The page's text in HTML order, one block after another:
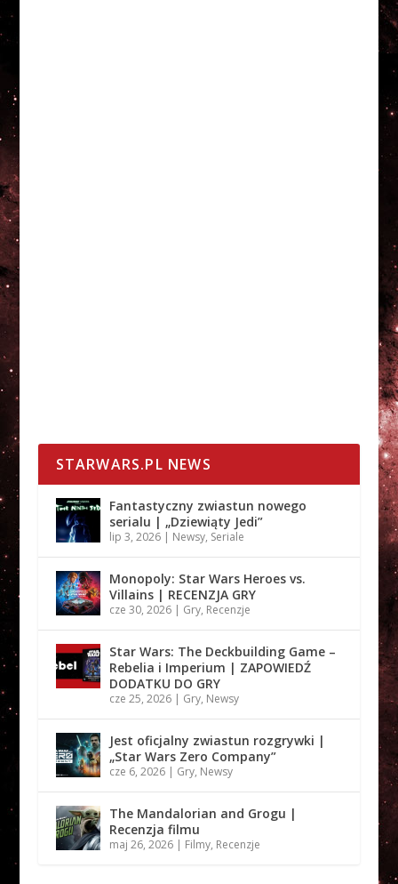
STARWARS.PL NEWS
Fantastyczny zwiastun nowego
serialu | „Dziewiąty Jedi”
lip 3, 2026| Newsy, Seriale
Monopoly: Star Wars Heroes vs.
Villains | RECENZJA GRY
cze 30, 2026| Gry, Recenzje
Star Wars: The Deckbuilding Game –
Rebelia i Imperium | ZAPOWIEDŹ
DODATKU DO GRY
cze 25, 2026| Gry, Newsy
Jest oficjalny zwiastun rozgrywki |
„Star Wars Zero Company”
cze 6, 2026| Gry, Newsy
The Mandalorian and Grogu |
Recenzja filmu
maj 26, 2026| Filmy, Recenzje